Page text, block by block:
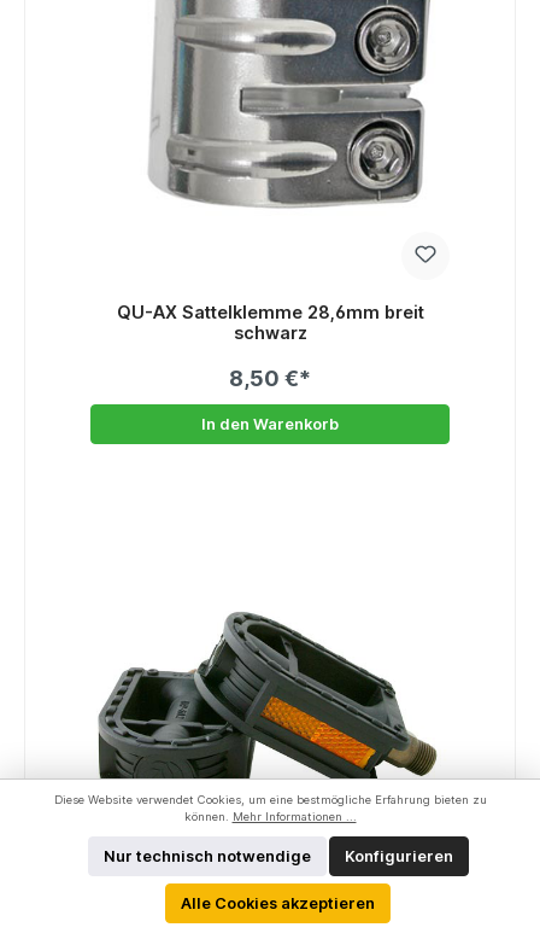
QU-AX Sattelklemme 28,6mm breit
schwarz
8,50 €*
In den Warenkorb
Diese Website verwendet Cookies, um eine bestmögliche Erfahrung bieten zu
können.
Mehr Informationen ...
Nur technisch notwendige Konfigurieren
Alle Cookies akzeptieren